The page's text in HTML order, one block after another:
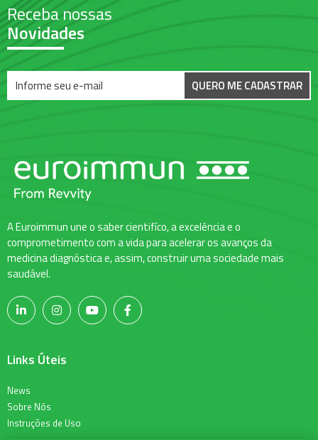
Receba nossas
Novidades
QUERO ME CADASTRAR
A Euroimmun une o saber cientifíco, a excelência e o
comprometimento com a vida para acelerar os avanços da
medicina diagnóstica e, assim, construir uma sociedade mais
saudável.
Links Úteis
News
Sobre Nós
Instruções de Uso